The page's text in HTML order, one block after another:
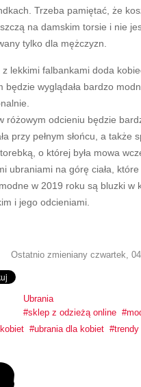
Trzeba pamiętać, że
na damskim torsie i nie
tylko dla mężczyzn.
z lekkimi falbankami doda
będzie wyglądała bardzo
różowym odcieniu będzie
przy pełnym słońcu, a także
o której była mowa
ubraniami na górę ciała,
w 2019 roku są bluzki w
i jego odcieniami.
Ostatnio zmieniany czwartek,
Ubrania
sklep z odzieżą online
ubrania dla kobiet trendy